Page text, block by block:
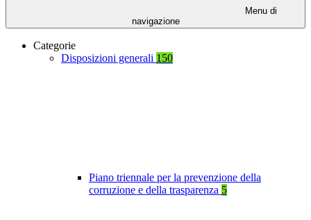
Menu di
navigazione
Categorie
Disposizioni generali 150
Piano triennale per la prevenzione della
corruzione e della trasparenza 5